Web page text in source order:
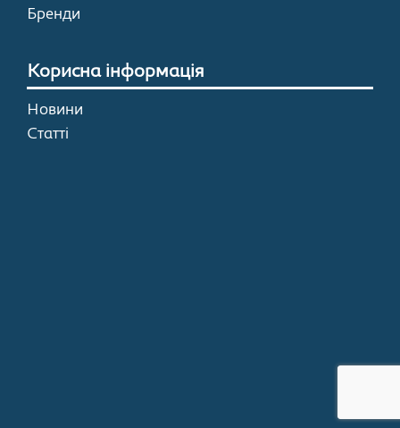
Бренди
Корисна інформація
Новини
Статті